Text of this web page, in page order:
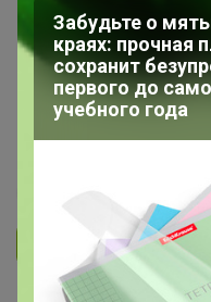
ДЕТСКИЕ СП
ОДЕЖДА ДЛЯ
"HAPPY
-
Ответить
Забудьте о
краях: прочная
сохранит
первого до
учебного года